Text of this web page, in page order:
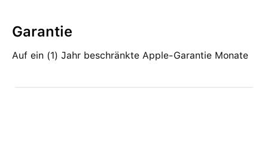
Garantie
Auf ein (1) Jahr beschränkte Apple-Garantie Monate